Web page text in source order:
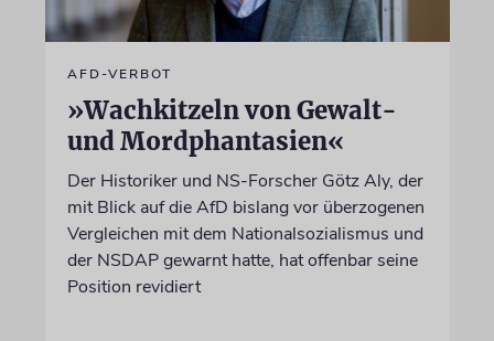
AFD-VERBOT
»Wachkitzeln von Gewalt-
und Mordphantasien«
Der Historiker und NS-Forscher Götz Aly, der
mit Blick auf die AfD bislang vor überzogenen
Vergleichen mit dem Nationalsozialismus und
der NSDAP gewarnt hatte, hat offenbar seine
Position revidiert